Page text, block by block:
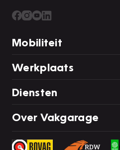
Mobiliteit
Werkplaats
Diensten
Over Vakgarage